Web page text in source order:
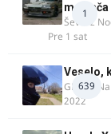
1
menjača
Ševa iz
Pre 1 sat
639
Veselo,
GR 46·
2022